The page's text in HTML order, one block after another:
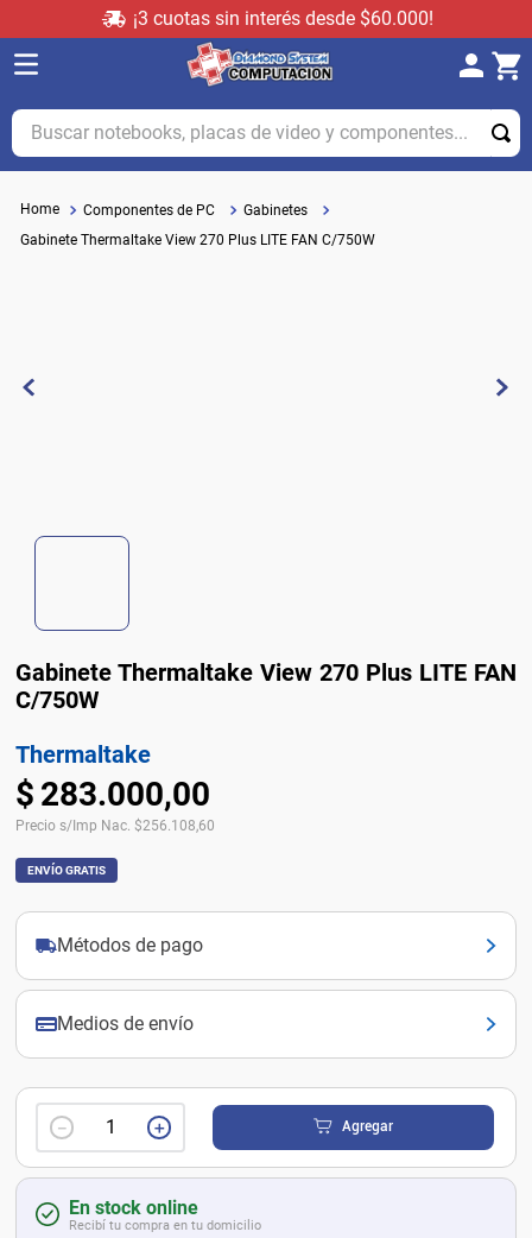
¡3 cuotas sin interés desde $60.000!
Buscar notebooks, placas de video y componentes...
Componentes de PC
Gabinetes
Gabinete Thermaltake View 270 Plus LITE FAN C/750W
Gabinete Thermaltake View 270 Plus LITE FAN
C/750W
Thermaltake
$ 283.000,00
Precio s/Imp Nac. $256.108,60
ENVÍO GRATIS
Métodos de pago
Medios de envío
＋
－ Agregar
En stock online
Recibí tu compra en tu domicilio